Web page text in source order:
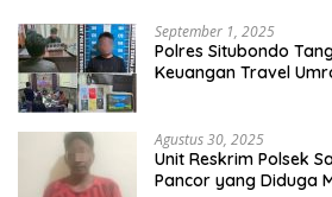
September 1, 2025
Polres Situbondo
Keuangan Travel
Agustus 30, 2025
Unit Reskrim Polsek
Pancor yang Diduga